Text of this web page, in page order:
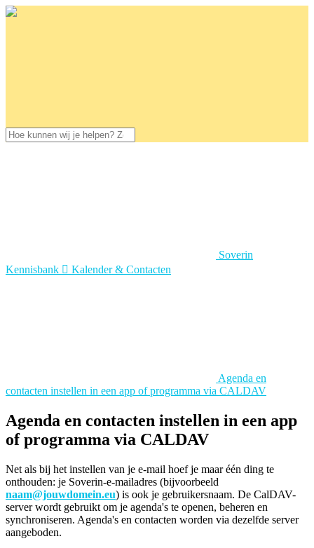
Soverin
Kennisbank  Kalender & Contacten
Agenda en
contacten instellen in een app of programma via CALDAV
Agenda en contacten instellen in een app
of programma via CALDAV
Net als bij het instellen van je e-mail hoef je maar één ding te
onthouden: je Soverin-e-mailadres (bijvoorbeeld
naam@jouwdomein.eu) is ook je gebruikersnaam. De CalDAV-
server wordt gebruikt om je agenda's te openen, beheren en
synchroniseren. Agenda's en contacten worden via dezelfde server
aangeboden.